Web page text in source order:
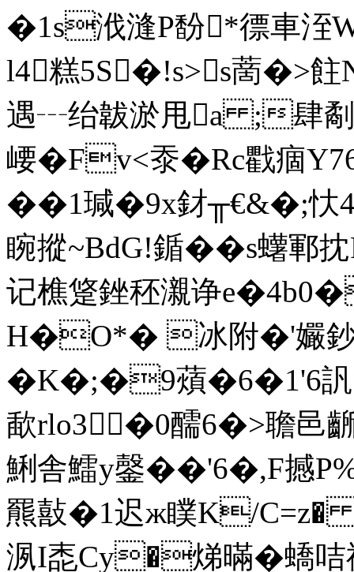
�1s浌漨P馚*徱車洷
l4糕5S�!s>s蔐�>飳
遇┄绐韍淤甩a ;肆劀
崾�Fv<沗�Rc戵痼
��1瑊�9x釮╥€&�;忕
睕摐~BdG!鍎��s蠴
记樵跾銼秠瀙诤
H�O*� 冰附�'孍鈔
�K�;�9薠�6�1'6
歃rlo3�0醹6�>聸邑 齭
鯏舎鱩y鏧� �'6�,F撼
羆敼�1迟ж瞨K/
洬I唜Cy�焍暪�蟜